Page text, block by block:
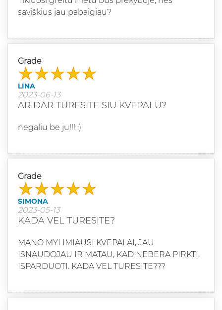
saviškius jau pabaigiau?
Grade
LINA
2023-06-13
AR DAR TURESITE SIU KVEPALU?
negaliu be ju!!! :)
Grade
SIMONA
2023-05-13
KADA VEL TURESITE?
MANO MYLIMIAUSI KVEPALAI, JAU
ISNAUDOJAU IR MATAU, KAD NEBERA PIRKTI,
ISPARDUOTI. KADA VEL TURESITE???